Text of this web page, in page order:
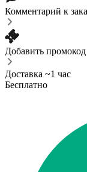
Комментарий к
Добавить промокод
Доставка ~1 час
Бесплатно